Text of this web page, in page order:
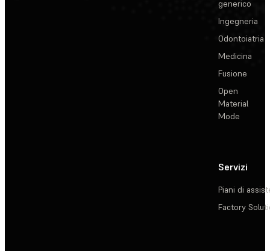
generico
Ingegneria
Odontoiatria
Medicina
Fusione
Open
Material
Mode
Servizi
Piani di
Factory